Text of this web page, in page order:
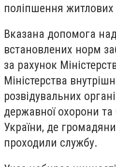
поліпшення
Вказана допомога
встановлених норм
за рахунок
Міністерства
розвідувальних
державної охорони
України, де
проходили службу.